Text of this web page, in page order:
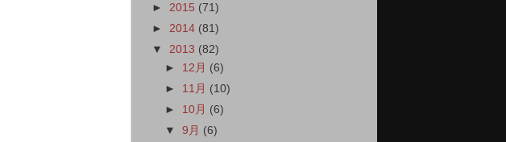
► 2015 (71)
► 2014 (81)
▼ 2013 (82)
► 12月 (6)
► 11月 (10)
► 10月 (6)
▼9月 (6)